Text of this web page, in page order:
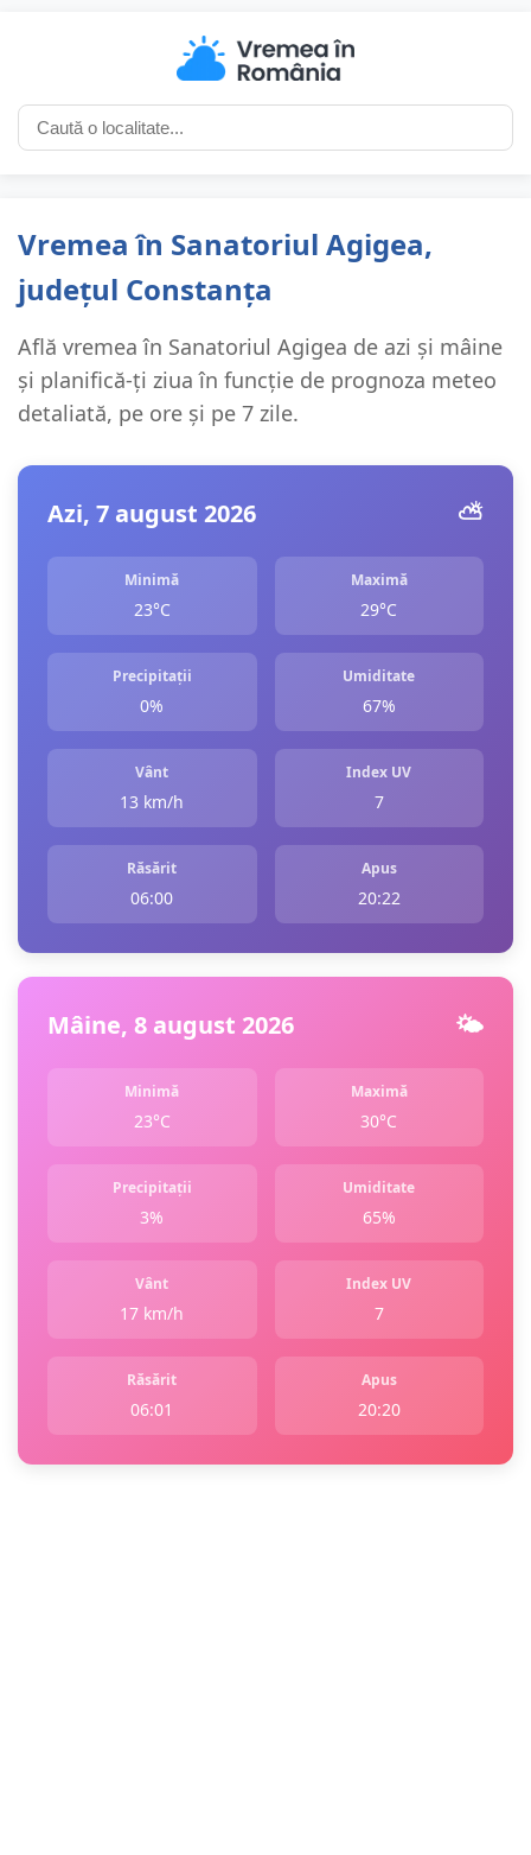
Vremea în Sanatoriul Agigea,
județul Constanța
Află vremea în Sanatoriul Agigea de azi și mâine
și planifică-ți ziua în funcție de prognoza meteo
detaliată, pe ore și pe 7 zile.
Azi, 7 august 2026 ⛅️
Minimă
23°C
Maximă
29°C
Precipitații
0%
Umiditate
67%
Vânt
13 km/h
Index UV
7
Răsărit
06:00
Apus
20:22
Mâine, 8 august 2026 🌤️
Minimă
23°C
Maximă
30°C
Precipitații
3%
Umiditate
65%
Vânt
17 km/h
Index UV
7
Răsărit
06:01
Apus
20:20